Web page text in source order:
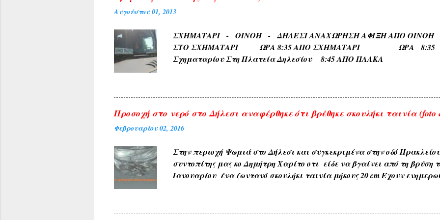
και καρπών αυτών όπως δενδρώνυμα , φυτώνυμα , καρπώνυμα
ΜΟΝΟΔΕΝΔΡΙ ) . 6) Εκ των διαφόρων τόπων που συχνάζουν τα ζώα
(Αετοράχη , Αηδονοράχη , Αετοκούκουλο ) . 7) Εκ του ...
Αυγούστου 01, 2013
ΣΧΗΜΑΤΑΡΙ - ΟΙΝΟΗ - ΔΗΛΕΣΙ ΑΝΑΧΩΡΗΣΗ ΑΦΙΞΗ
ΣΤΟ ΣΧΗΜΑΤΑΡΙ ΩΡΑ 8:35 ΑΠΟ ΣΧΗΜΑΤΑΡΙ ΩΡΑ 8:35
Σχηματαρίου Στη Πλατεία Δηλεσίου 8:45 ΑΠΟ ΠΛΑΚΑ
Προσοχή στο νερό στο Δήλεσι αναφέρθηκε ότι βρέθηκε σκουλήκι ταινία (foto
Φεβρουαρίου 02, 2016
Στην περιοχή Ψωμιά στο Δήλεσι και συγκεκριμένα στην οδό
συντοπίτης μας κο Δημήτρη Χαρίτο οτι είδε να βγαίνει από τη βρύση
Ιανουαρίου ένα ζωντανό σκουλήκι ταινία μήκους 20 cm Έχουν
ανακοινώνεται με κάθε επιφύλαξη ώστε να είμαστε προσεκτικότεροι